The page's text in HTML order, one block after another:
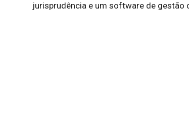
jurisprudência e um software de gestão